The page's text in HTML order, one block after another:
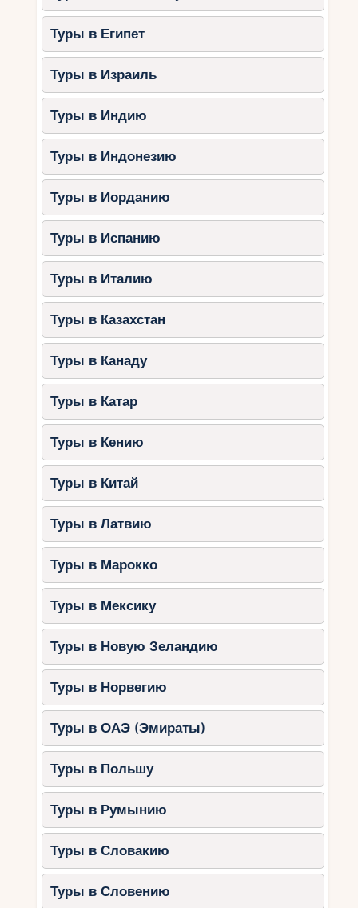
Туры в Египет
Туры в Израиль
Туры в Индию
Туры в Индонезию
Туры в Иорданию
Туры в Испанию
Туры в Италию
Туры в Казахстан
Туры в Канаду
Туры в Катар
Туры в Кению
Туры в Китай
Туры в Латвию
Туры в Марокко
Туры в Мексику
Туры в Новую Зеландию
Туры в Норвегию
Туры в ОАЭ (Эмираты)
Туры в Польшу
Туры в Румынию
Туры в Словакию
Туры в Словению